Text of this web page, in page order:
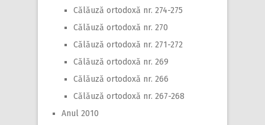
Călăuză ortodoxă nr. 274-275
Călăuză ortodoxă nr. 270
Călăuză ortodoxă nr. 271-272
Călăuză ortodoxă nr. 269
Călăuză ortodoxă nr. 266
Călăuză ortodoxă nr. 267-268
Anul 2010